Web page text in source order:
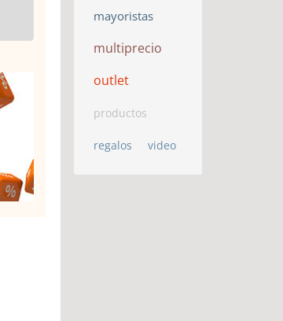
mayoristas
multiprecio
outlet
productos
regalos video